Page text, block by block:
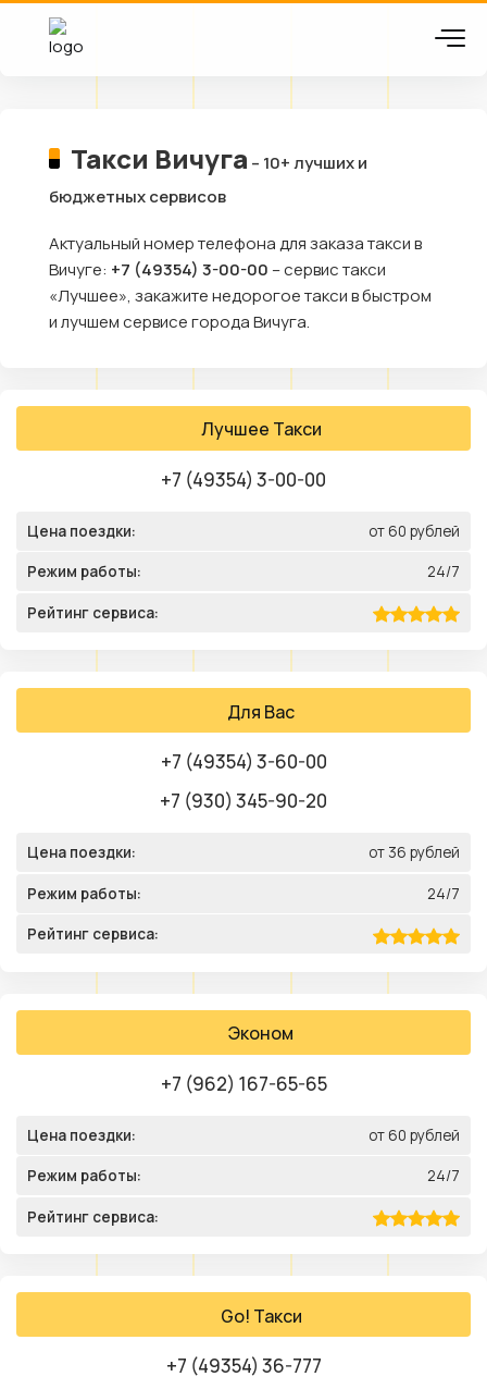
Такси Вичуга – 10+ лучших и
бюджетных сервисов
Актуальный номер телефона для заказа такси в
Вичуге: +7 (49354) 3-00-00 – сервис такси
«Лучшее», закажите недорогое такси в быстром
и лучшем сервисе города Вичуга.
Лучшее Такси
+7 (49354) 3-00-00
Цена поездки: от 60 рублей
Режим работы: 24/7
Рейтинг сервиса:
Для Вас
+7 (49354) 3-60-00
+7 (930) 345-90-20
Цена поездки: от 36 рублей
Режим работы: 24/7
Рейтинг сервиса:
Эконом
+7 (962) 167-65-65
Цена поездки: от 60 рублей
Режим работы: 24/7
Рейтинг сервиса:
Go! Такси
+7 (49354) 36-777